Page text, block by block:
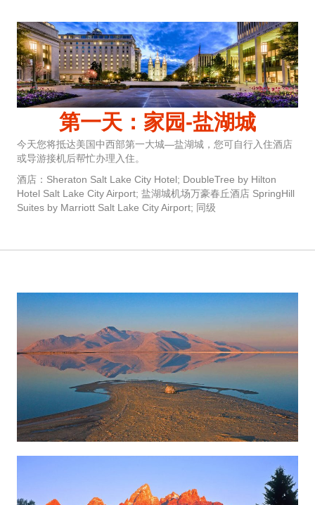
第一天：家园-盐湖城
今天您将抵达美国中西部第一大城—盐湖城，您可自行入住酒店
或导游接机后帮忙办理入住。
酒店：Sheraton Salt Lake City Hotel; DoubleTree by Hilton
Hotel Salt Lake City Airport; 盐湖城机场万豪春丘酒店 SpringHill
Suites by Marriott Salt Lake City Airport; 同级